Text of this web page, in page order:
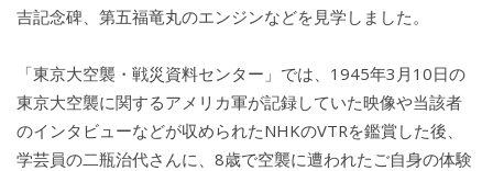
吉記念碑、第五福竜丸のエンジンなどを見学しました。
「東京大空襲・戦災資料センター」では、1945年3月10日の
東京大空襲に関するアメリカ軍が記録していた映像や当該者
のインタビューなどが収められたNHKのVTRを鑑賞した後、
学芸員の二瓶治代さんに、8歳で空襲に遭われたご自身の体験